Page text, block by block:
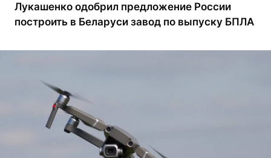
Лукашенко одобрил предложение России
построить в Беларуси завод по выпуску БПЛА